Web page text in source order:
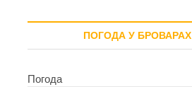
ПОГОДА У БРОВАРАХ
Погода